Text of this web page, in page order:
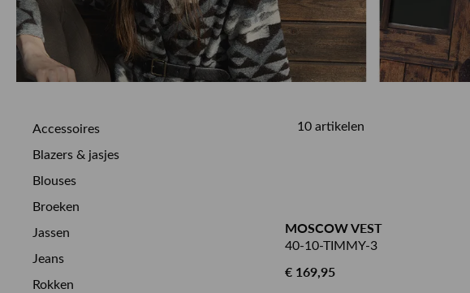
Accessoires
Blazers & jasjes
Blouses
Broeken
Jassen
Jeans
Rokken
10 artikelen
MOSCOW VEST
40-10-TIMMY-3
€ 169,95